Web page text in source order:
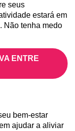
seus
estará em
Não tenha medo
ENTRE
bem-estar
ajudar a aliviar